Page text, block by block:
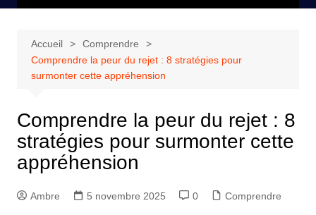
Accueil
Comprendre
Comprendre la peur du rejet : 8 stratégies pour
surmonter cette appréhension
Comprendre la peur du rejet : 8
stratégies pour surmonter cette
appréhension
Ambre 5 novembre 2025 0 Comprendre